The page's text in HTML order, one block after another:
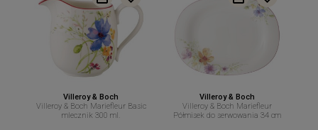
Villeroy & Boch
Villeroy & Boch Mariefleur Basic
mlecznik 300 ml.
Villeroy & Boch
Villeroy & Boch Mariefleur
Półmisek do serwowania 34 cm